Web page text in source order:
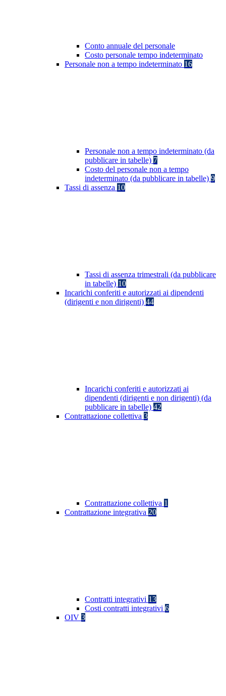
Conto annuale del personale
Costo personale tempo indeterminato
Personale non a tempo indeterminato 16
Personale non a tempo indeterminato (da
pubblicare in tabelle) 7
Costo del personale non a tempo
indeterminato (da pubblicare in tabelle) 9
Tassi di assenza 10
Tassi di assenza trimestrali (da pubblicare
in tabelle) 10
Incarichi conferiti e autorizzati ai dipendenti
(dirigenti e non dirigenti) 44
Incarichi conferiti e autorizzati ai
dipendenti (dirigenti e non dirigenti) (da
pubblicare in tabelle) 42
Contrattazione collettiva 3
Contrattazione collettiva 1
Contrattazione integrativa 20
Contratti integrativi 13
Costi contratti integrativi 6
OIV 3